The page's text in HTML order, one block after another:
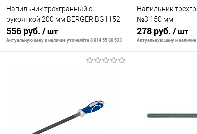
Напильник трёхгранный с
рукояткой 200 мм BERGER BG1152
556 руб. / шт
Актуальную цену и наличие уточняйте 8 914 55 80 533
Напильник
№3 150 мм
278 руб. / шт
Актуальную цену и